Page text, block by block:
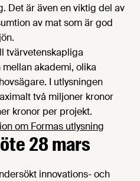
Det är även en viktig del av
av mat som är god
tvärvetenskapliga
akademi, olika
I utlysningen
två miljoner kronor
kronor per projekt.
om Formas utlysning
28 mars
innovations- och